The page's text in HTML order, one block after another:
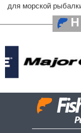
для морской